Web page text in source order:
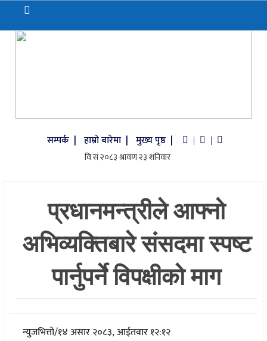
सम्पर्क | हाम्रो बारेमा | मुख्य पृष्ठ | | |
प्रधानमन्त्रीले आफ्नो
अभिव्यक्तिबारे संसदमा स्पष्ट
पार्नुपर्ने विपक्षीको माग
न्युजभित्तो/१४ असार २०८३, आईतवार १२:१२